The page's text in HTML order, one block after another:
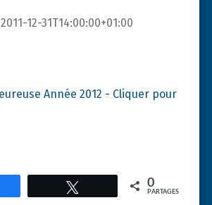
12-31T14:00:00+01:00
0
PARTAGES